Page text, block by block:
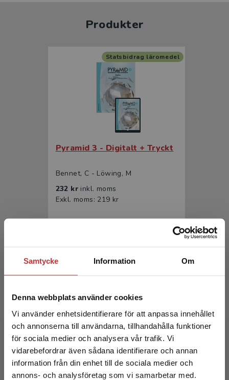
Samtycke Information Om
Denna webbplats använder cookies
Vi använder enhetsidentifierare för att anpassa innehållet
och annonserna till användarna, tillhandahålla funktioner
för sociala medier och analysera vår trafik. Vi
vidarebefordrar även sådana identifierare och annan
information från din enhet till de sociala medier och
annons- och analysföretag som vi samarbetar med.
Begränsad fraktregion
Produkter
Pyramid 3 - Digitalt + Tryckt
Bennet, C - Löwing, M
232 kr inkl. moms
Exkl. moms: 219 kr
Statsbidrag läromedel
Pyramid 2 - Digitalt + Tryckt
Bennet, C - Löwing, M
232 kr
inkl. moms
Statsbidrag läromedel